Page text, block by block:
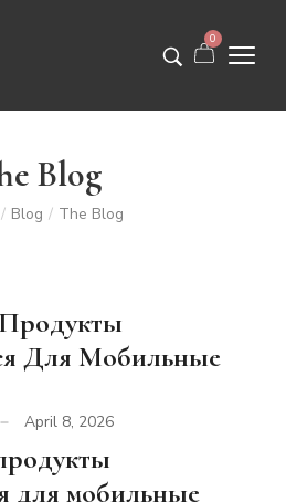
0
Blog
/ Blog / The Blog
Для Мобильные
April 8, 2026
для мобильные